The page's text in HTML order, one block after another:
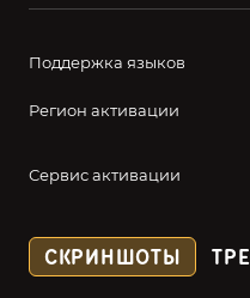
Поддержка языков
Регион активации
Сервис активации
СКРИНШОТЫ